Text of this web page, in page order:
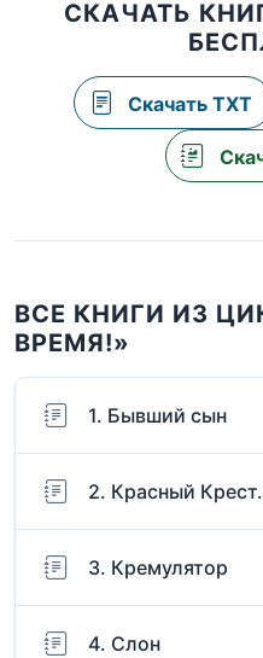
СКАЧАТЬ
Скачать TXT
ВСЕ КНИГИ ИЗ
ВРЕМЯ!»
1. Бывший сын
2. Красный
3. Кремулятор
4. Слон